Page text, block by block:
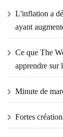
L'inflation a
ayant
Ce que The
apprendre sur
Minute de
Fortes